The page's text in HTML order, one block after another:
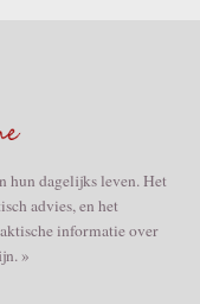
hun dagelijks leven. Het
advies, en het
informatie over
»